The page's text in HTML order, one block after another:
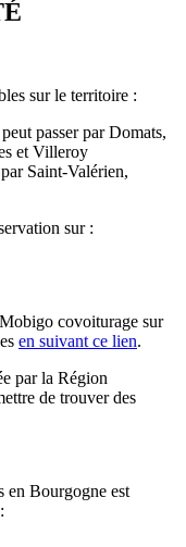
sur le territoire :
passer par Domats,
et Villeroy
Saint-Valérien,
sur :
covoiturage sur
en suivant ce lien.
par la Région
de trouver des
en Bourgogne est